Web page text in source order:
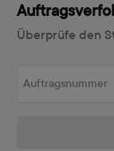
Überprüfe den